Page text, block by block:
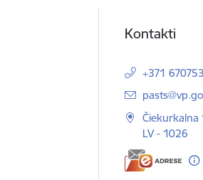
Kontakti
+371
E-pasts:
Čiekurkalna
LV - 1026